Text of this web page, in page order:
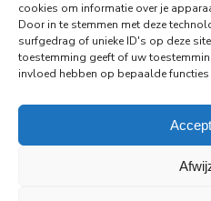
cookies om informatie over je
Door in te stemmen met deze
surfgedrag of unieke ID's op deze
toestemming geeft of uw
invloed hebben op bepaalde
Piet Guilonardweg
Plan
E
T020